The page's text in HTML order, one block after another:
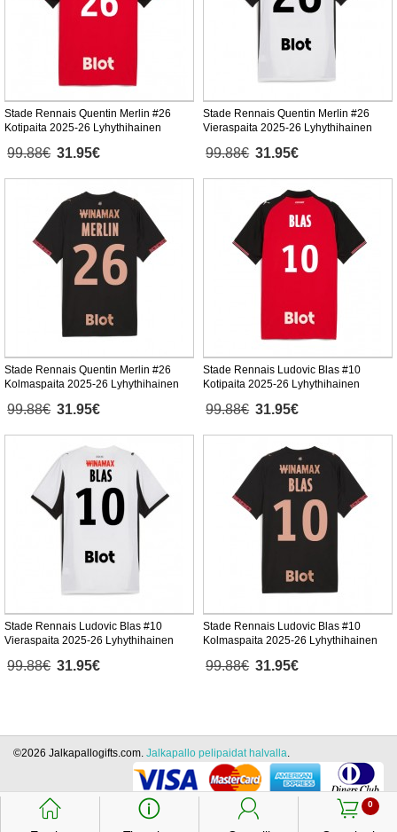
Stade Rennais Quentin Merlin #26
Kotipaita 2025-26 Lyhythihainen
99.88€ 31.95€
Stade Rennais Quentin Merlin #26
Vieraspaita 2025-26 Lyhythihainen
99.88€ 31.95€
Stade Rennais Quentin Merlin #26
Kolmaspaita 2025-26 Lyhythihainen
99.88€ 31.95€
Stade Rennais Ludovic Blas #10
Kotipaita 2025-26 Lyhythihainen
99.88€ 31.95€
Stade Rennais Ludovic Blas #10
Vieraspaita 2025-26 Lyhythihainen
99.88€ 31.95€
Stade Rennais Ludovic Blas #10
Kolmaspaita 2025-26 Lyhythihainen
99.88€ 31.95€
󰃱 󰈢 󰃳 0
󰃦
©2026 Jalkapallogifts.com. Jalkapallo pelipaidat halvalla.